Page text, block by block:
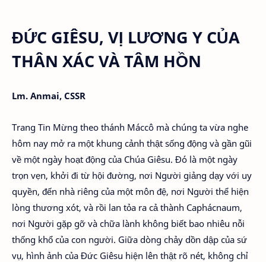
ĐỨC GIÊSU, VỊ LƯƠNG Y CỦA
THÂN XÁC VÀ TÂM HỒN
Lm. Anmai, CSSR
Trang Tin Mừng theo thánh Máccô mà chúng ta vừa nghe
hôm nay mở ra một khung cảnh thật sống động và gần gũi
về một ngày hoạt động của Chúa Giêsu. Đó là một ngày
trọn vẹn, khởi đi từ hội đường, nơi Người giảng dạy với uy
quyền, đến nhà riêng của một môn đệ, nơi Người thể hiện
lòng thương xót, và rồi lan tỏa ra cả thành Caphácnaum,
nơi Người gặp gỡ và chữa lành không biết bao nhiêu nỗi
thống khổ của con người. Giữa dòng chảy dồn dập của sứ
vụ, hình ảnh của Đức Giêsu hiện lên thật rõ nét, không chỉ